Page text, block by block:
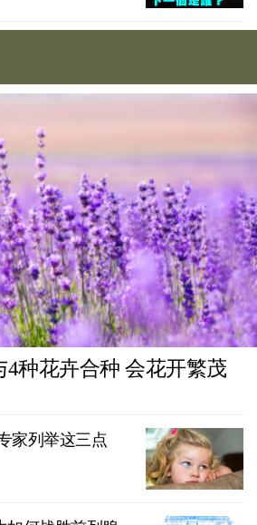
种花卉合种 会花开繁茂
家列举这三点